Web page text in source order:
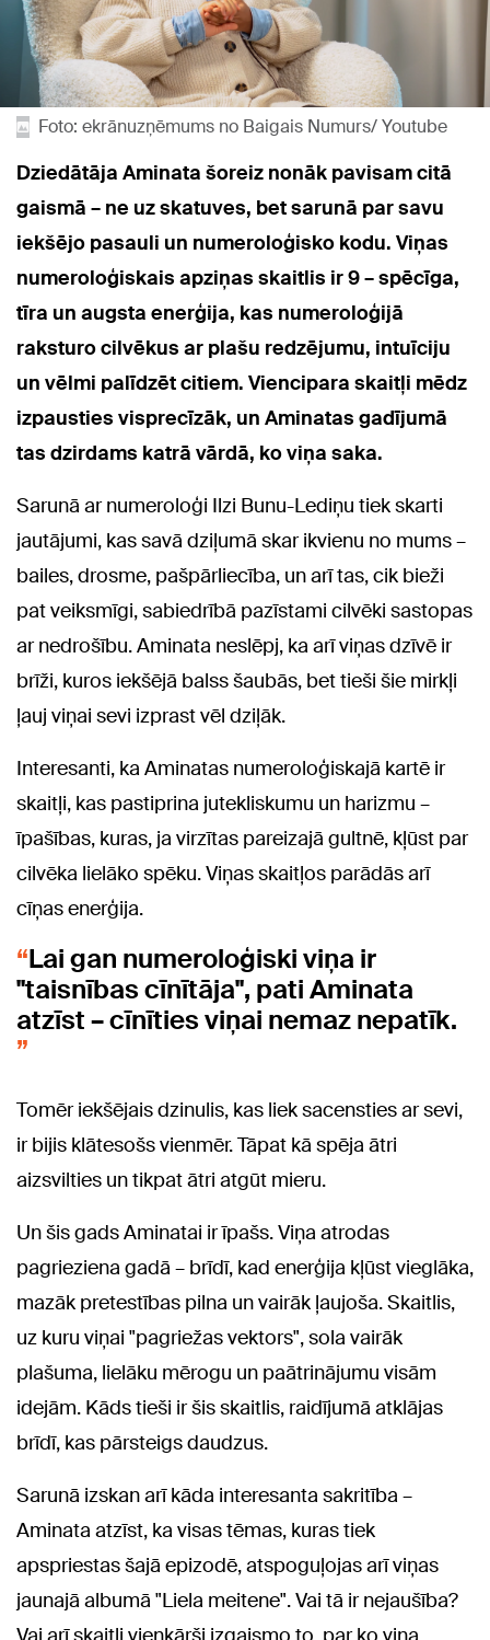
Foto: ekrānuzņēmums no Baigais Numurs/ Youtube
Dziedātāja Aminata šoreiz nonāk pavisam citā
gaismā – ne uz skatuves, bet sarunā par savu
iekšējo pasauli un numeroloģisko kodu. Viņas
numeroloģiskais apziņas skaitlis ir 9 – spēcīga,
tīra un augsta enerģija, kas numeroloģijā
raksturo cilvēkus ar plašu redzējumu, intuīciju
un vēlmi palīdzēt citiem. Viencipara skaitļi mēdz
izpausties visprecīzāk, un Aminatas gadījumā
tas dzirdams katrā vārdā, ko viņa saka.
Sarunā ar numeroloģi Ilzi Bunu-Lediņu tiek skarti
jautājumi, kas savā dziļumā skar ikvienu no mums –
bailes, drosme, pašpārliecība, un arī tas, cik bieži
pat veiksmīgi, sabiedrībā pazīstami cilvēki sastopas
ar nedrošību. Aminata neslēpj, ka arī viņas dzīvē ir
brīži, kuros iekšējā balss šaubās, bet tieši šie mirkļi
ļauj viņai sevi izprast vēl dziļāk.
Interesanti, ka Aminatas numeroloģiskajā kartē ir
skaitļi, kas pastiprina jutekliskumu un harizmu –
īpašības, kuras, ja virzītas pareizajā gultnē, kļūst par
cilvēka lielāko spēku. Viņas skaitļos parādās arī
cīņas enerģija.
Lai gan numeroloģiski viņa ir
"taisnības cīnītāja", pati Aminata
atzīst – cīnīties viņai nemaz nepatīk.
Tomēr iekšējais dzinulis, kas liek sacensties ar sevi,
ir bijis klātesošs vienmēr. Tāpat kā spēja ātri
aizsvilties un tikpat ātri atgūt mieru.
Un šis gads Aminatai ir īpašs. Viņa atrodas
pagrieziena gadā – brīdī, kad enerģija kļūst vieglāka,
mazāk pretestības pilna un vairāk ļaujoša. Skaitlis,
uz kuru viņai "pagriežas vektors", sola vairāk
plašuma, lielāku mērogu un paātrinājumu visām
idejām. Kāds tieši ir šis skaitlis, raidījumā atklājas
brīdī, kas pārsteigs daudzus.
Sarunā izskan arī kāda interesanta sakritība –
Aminata atzīst, ka visas tēmas, kuras tiek
apspriestas šajā epizodē, atspoguļojas arī viņas
jaunajā albumā "Liela meitene". Vai tā ir nejaušība?